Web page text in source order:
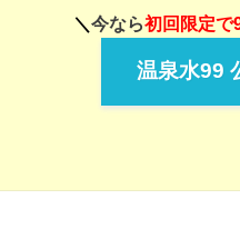
＼ 今なら初回限定で
温泉水99